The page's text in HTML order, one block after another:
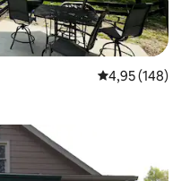
Prosječna
4,95 (148)